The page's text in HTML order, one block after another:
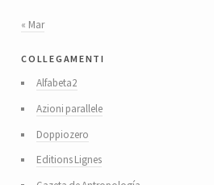
« Mar
collegamenti
Alfabeta2
Azioni parallele
Doppiozero
Editions Lignes